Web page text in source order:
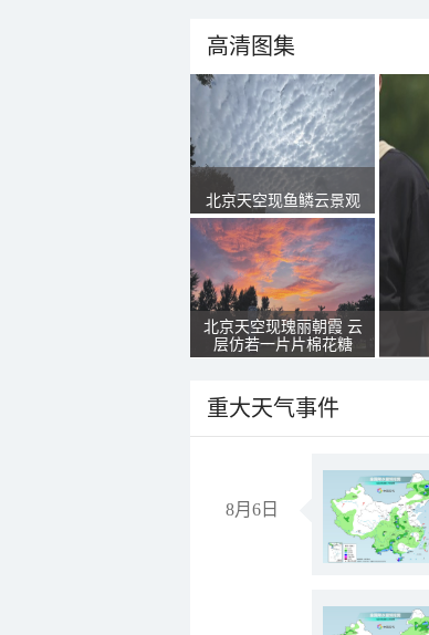
高清图集
北京天空现鱼鳞云景观
北京天空现瑰丽朝霞 云
层仿若一片片棉花糖
重大天气事件
8月6日